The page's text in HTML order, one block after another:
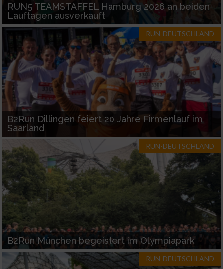
RUN5 TEAMSTAFFEL Hamburg 2026 an beiden
Lauftagen ausverkauft
RUN-DEUTSCHLAND
B2Run Dillingen feiert 20 Jahre Firmenlauf im
Saarland
RUN-DEUTSCHLAND
B2Run München begeistert im Olympiapark
RUN-DEUTSCHLAND
Entwicklung und Verbesserung der Angebote
Verwendung reduzierter Daten zur Auswahl
von Inhalten
IAB-Besonderheiten:
Verwendung genauer Standortdaten
Geräte anhand von aktiv angeforderten
Informationen identifizieren
Nicht-IAB-Verarbeitungszwecke:
Notwendig
Performance
Funktional
Werbung